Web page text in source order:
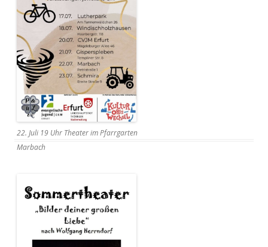
22. Juli 19 Uhr Theater im Pfarrgarten
Marbach